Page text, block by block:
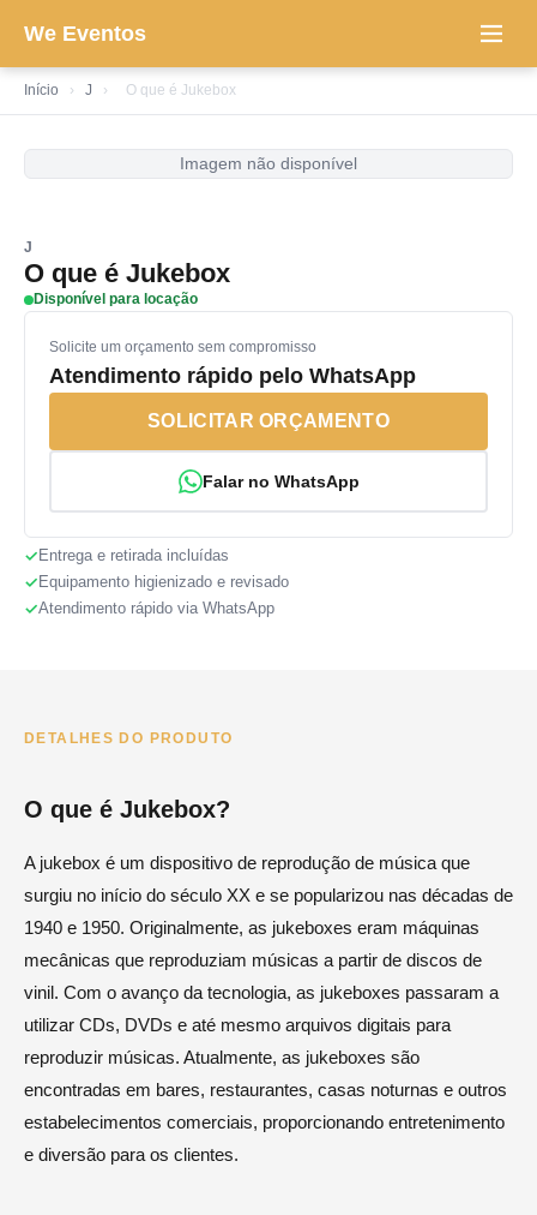
We Eventos
Início › J › O que é Jukebox
Imagem não disponível
J
O que é Jukebox
Disponível para locação
Solicite um orçamento sem compromisso
Atendimento rápido pelo WhatsApp
SOLICITAR ORÇAMENTO
Falar no WhatsApp
Entrega e retirada incluídas
Equipamento higienizado e revisado
Atendimento rápido via WhatsApp
DETALHES DO PRODUTO
O que é Jukebox?
A jukebox é um dispositivo de reprodução de música que
surgiu no início do século XX e se popularizou nas décadas de
1940 e 1950. Originalmente, as jukeboxes eram máquinas
mecânicas que reproduziam músicas a partir de discos de
vinil. Com o avanço da tecnologia, as jukeboxes passaram a
utilizar CDs, DVDs e até mesmo arquivos digitais para
reproduzir músicas. Atualmente, as jukeboxes são
encontradas em bares, restaurantes, casas noturnas e outros
estabelecimentos comerciais, proporcionando entretenimento
e diversão para os clientes.